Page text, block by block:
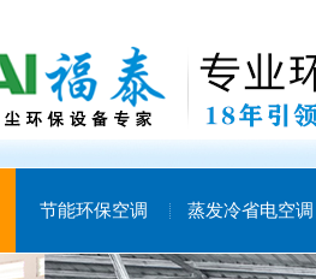
节能环保空调 蒸发冷省电空调